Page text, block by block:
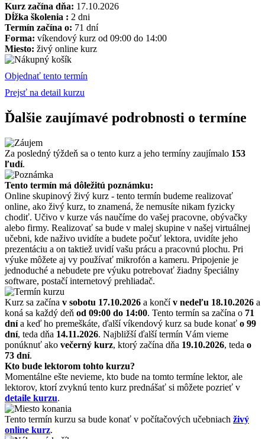
Kurz začína dňa: 17.10.2026
Dĺžka školenia : 2 dni
Termín začína o: 71 dní
Forma: víkendový kurz od 09:00 do 14:00
Miesto: živý online kurz
Objednať tento termín
Prejsť na detail kurzu
Ďalšie zaujímavé podrobnosti o termíne
Za posledný týždeň sa o tento kurz a jeho termíny zaujímalo 153
ľudí.
Tento termín má dôležitú poznámku:
Online skupinový živý kurz - tento termín budeme realizovať
online, ako živý kurz, to znamená, že nemusíte nikam fyzicky
chodiť. Učivo v kurze vás naučíme do vašej pracovne, obývačky
alebo firmy. Realizovať sa bude v malej skupine v našej virtuálnej
učebni, kde naživo uvidíte a budete počuť lektora, uvidíte jeho
prezentáciu a on taktiež uvidí vašu prácu a pracovnú plochu. Pri
výuke môžete aj vy používať mikrofón a kameru. Pripojenie je
jednoduché a nebudete pre výuku potrebovať žiadny špeciálny
software, postačí internetový prehliadač.
Kurz sa začína v sobotu 17.10.2026 a končív nedeľu 18.10.2026 a
koná sa každý deň od 09:00 do 14:00. Tento termín sa začína o 71
dnía keď ho premeškáte, ďalší víkendový kurz sa bude konať o 99
dní, teda dňa 14.11.2026. Najbližší ďalší termín Vám vieme
ponúknuť ako večerný kurz, ktorý začína dňa 19.10.2026, teda o
73 dní.
Kto bude lektorom tohto kurzu?
Momentálne ešte nevieme, kto bude na tomto termíne lektor, ale
lektorov, ktorí zvyknú tento kurz prednášať si môžete pozrieť v
detaile kurzu.
Tento termín kurzu sa bude konať v počítačových učebniach živý
online kurz.